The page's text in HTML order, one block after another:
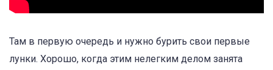
Там в первую очередь и нужно бурить свои первые
лунки. Хорошо, когда этим нелегким делом занята